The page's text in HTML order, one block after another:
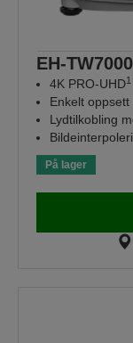
EH-TW7000
4K PRO-UHD1
Enkelt oppsett
Lydtilkobling
På lager